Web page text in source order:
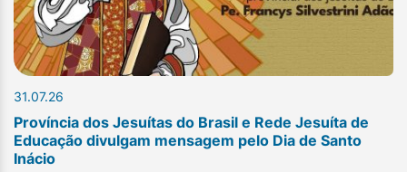
31.07.26
Província dos Jesuítas do Brasil e Rede Jesuíta de
Educação divulgam mensagem pelo Dia de Santo
Inácio